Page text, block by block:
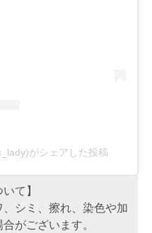
がシェアした投稿
て】
シミ、擦れ、染色や加
がございます。